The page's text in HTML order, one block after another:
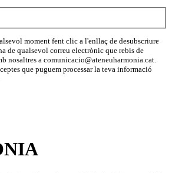
moment fent clic a l'enllaç de desubscriure
de qualsevol correu electrònic que rebis de
nosaltres a comunicacio@ateneuharmonia.cat.
que puguem processar la teva informació